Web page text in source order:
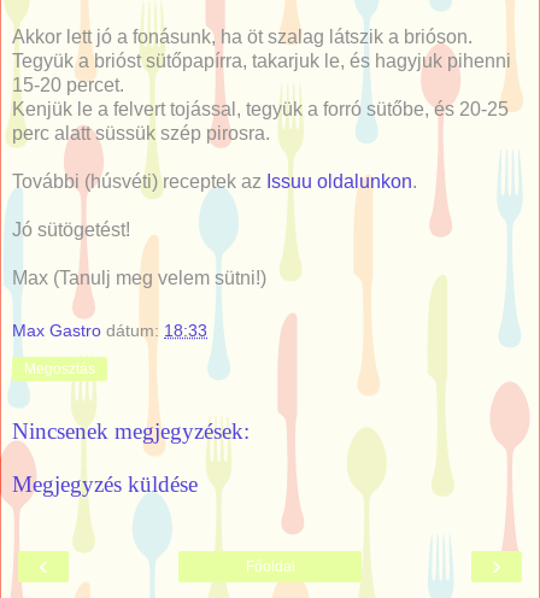
Akkor lett jó a fonásunk, ha öt szalag látszik a brióson.
Tegyük a brióst sütőpapírra, takarjuk le, és hagyjuk pihenni
15-20 percet.
Kenjük le a felvert tojással, tegyük a forró sütőbe, és 20-25
perc alatt süssük szép pirosra.
További (húsvéti) receptek az Issuu oldalunkon.
Jó sütögetést!
Max (Tanulj meg velem sütni!)
Max Gastro dátum: 18:33
Megosztás
Nincsenek megjegyzések:
Megjegyzés küldése
‹ ›
Főoldal